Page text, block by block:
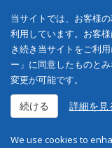
当サイトでは、お客様
利用しています。お客
き続き当サイトをご利
ー」に同意したものと
変更が可能です。
続ける 詳細を見
We use cookies to